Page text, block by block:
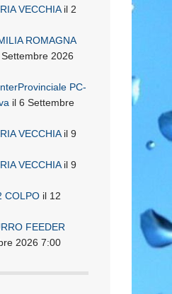
VECCHIAil 2
ROMAGNA
2026
PC-
il 6 Settembre
VECCHIAil 9
VECCHIAil 9
COLPO il 12
FEEDER
2026 7:00